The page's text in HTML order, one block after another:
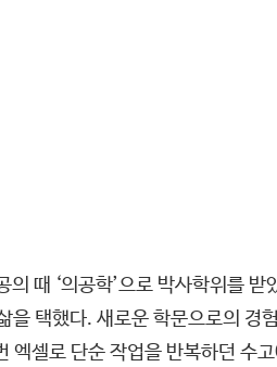
때 ‘의공학’으로 박사학위를 받
을 택했다. 새로운 학문으로의 경
엑셀로 단순 작업을 반복하던 수